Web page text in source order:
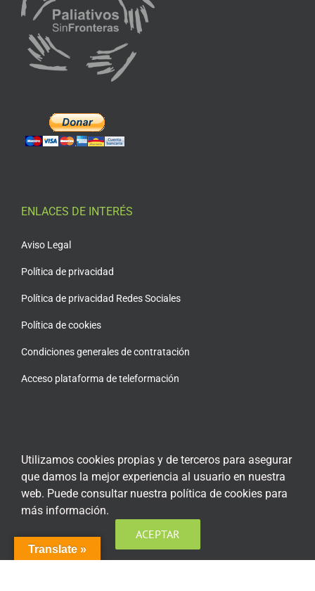
ENLACES DE INTERÉS
Aviso Legal
Política de privacidad
Política de privacidad Redes Sociales
Política de cookies
Condiciones generales de contratación
Acceso plataforma de teleformación
ENCUÉNTRANOS EN LAS REDES SOCIALES
Translate »
Utilizamos cookies propias y de terceros para asegurar
que damos la mejor experiencia al usuario en nuestra
web. Puede consultar nuestra política de cookies para
más información.
ACEPTAR